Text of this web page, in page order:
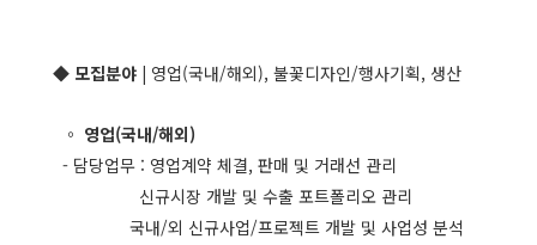
◆ 모집분야 | 영업(국내/해외), 불꽃디자인/행사기획, 생산
◦ 영업(국내/해외)
- 담당업무 : 영업계약 체결, 판매 및 거래선 관리
신규시장 개발 및 수출 포트폴리오 관리
국내/외 신규사업/프로젝트 개발 및 사업성 분석